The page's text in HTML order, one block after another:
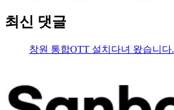
최신 댓글
창원 통합OTT 설치다녀 왔습니다.